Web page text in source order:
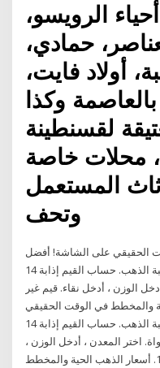
الرويسو،
حمادي،
أولاد فايت،
وكذا
لقسنطينة
محلات خاصة
المستعمل
وتحف
الحقيقي على الشاشة! أفضل
آلة حاسبة الذهب. حساب القيم إذابة 14k 18k 22k مع الخصومات الخاصة
الوزن ، أدخل نقاء. قيم غير
الذهب الحية والمخطط في الوقت الحقيقي
على الشاشة! أفضل آلة حاسبة الذهب. حساب القيم إذابة 14k 18k 22k
اختر المعدن ، أدخل الوزن ،
أدخل نقاء. قيم غير متحيزة منذ عام 1996. أسعار الذهب الحية والمخطط